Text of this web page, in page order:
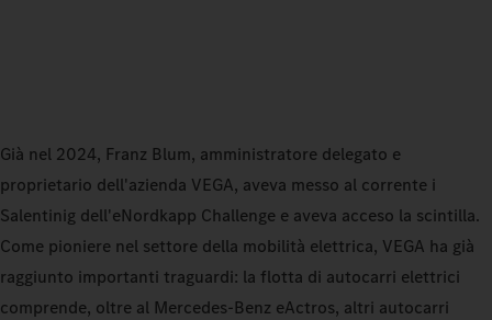
Già nel 2024, Franz Blum, amministratore delegato e
proprietario dell'azienda VEGA, aveva messo al corrente i
Salentinig dell'eNordkapp Challenge e aveva acceso la scintilla.
Come pioniere nel settore della mobilità elettrica, VEGA ha già
raggiunto importanti traguardi: la flotta di autocarri elettrici
comprende, oltre al Mercedes‑Benz eActros, altri autocarri